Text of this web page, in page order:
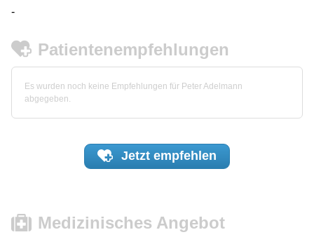
-
Patientenempfehlungen
Es wurden noch keine Empfehlungen für Peter Adelmann
abgegeben.
Jetzt empfehlen
Medizinisches Angebot